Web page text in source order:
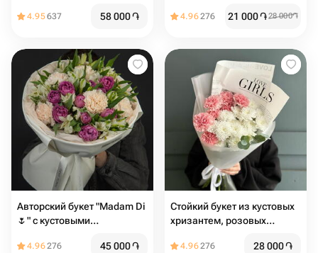
4.95637 58 000֏ 4.96276 21 000֏28 000֏
Авторский букет "Madam Di
🌷" с кустовыми
4.96276 45 000֏
Стойкий букет из кустовых
хризантем, розовых
4.96276 28 000֏